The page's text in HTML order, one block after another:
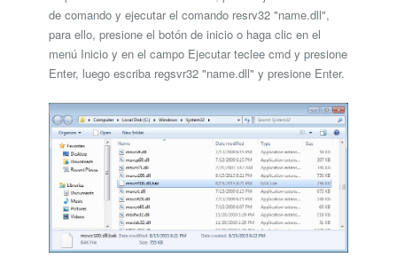
de comando y ejecutar el comando resrv32 "name.dll",
para ello, presione el botón de inicio o haga clic en el
menú Inicio y en el campo Ejecutar teclee cmd y presione
Enter, luego escriba regsvr32 "name.dll" y presione Enter.